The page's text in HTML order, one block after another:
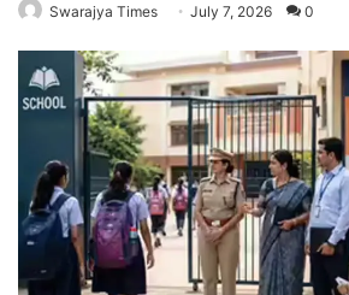
Swarajya Times July 7, 2026 0